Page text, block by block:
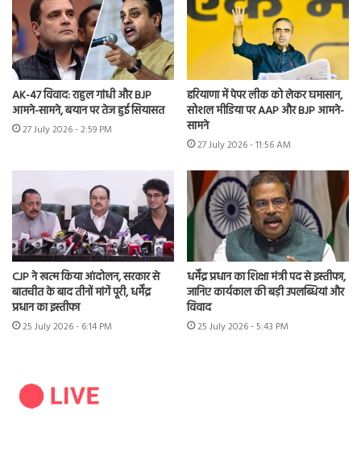
AK-47 विवाद: राहुल गांधी और BJP
आमने-सामने, बयान पर तेज हुई सियासत
27 July 2026 - 2:59 PM
हरियाणा में पेपर लीक को लेकर घमासान,
सोशल मीडिया पर AAP और BJP आमने-
सामने
27 July 2026 - 11:56 AM
CJP ने खत्म किया आंदोलन, सरकार से
बातचीत के बाद तीनों मांगें पूरी, धर्मेंद्र
प्रधान का इस्तीफा
25 July 2026 - 6:14 PM
धर्मेंद्र प्रधान का शिक्षा मंत्री पद से इस्तीफा,
जानिए कार्यकाल की बड़ी उपलब्धियां और
विवाद
25 July 2026 - 5:43 PM